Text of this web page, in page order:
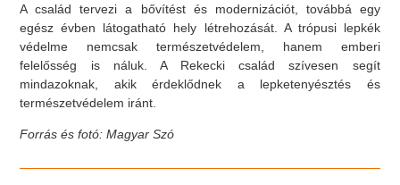
A család tervezi a bővítést és modernizációt, továbbá egy
egész évben látogatható hely létrehozását. A trópusi lepkék
védelme nemcsak természetvédelem, hanem emberi
felelősség is náluk. A Rekecki család szívesen segít
mindazoknak, akik érdeklődnek a lepketenyésztés és
természetvédelem iránt.
Forrás és fotó: Magyar Szó